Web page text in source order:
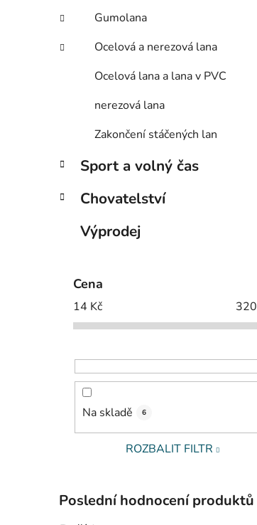
Gumolana
Ocelová a nerezová lana
Ocelová lana a lana v PVC
nerezová lana
Zakončení stáčených lan
Sport a volný čas
Chovatelství
Výprodej
Cena
14 Kč 320
Na skladě 6
ROZBALIT FILTR
Poslední hodnocení produktů